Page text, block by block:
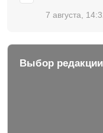
7 августа,
Выбор редакции